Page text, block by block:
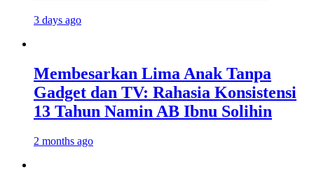
3 days ago
Membesarkan Lima Anak Tanpa
Gadget dan TV: Rahasia Konsistensi
13 Tahun Namin AB Ibnu Solihin
2 months ago